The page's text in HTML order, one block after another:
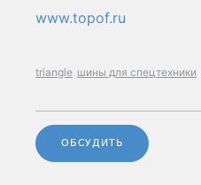
www.topof.ru
triangle шины для спецтехники
ОБСУДИТЬ